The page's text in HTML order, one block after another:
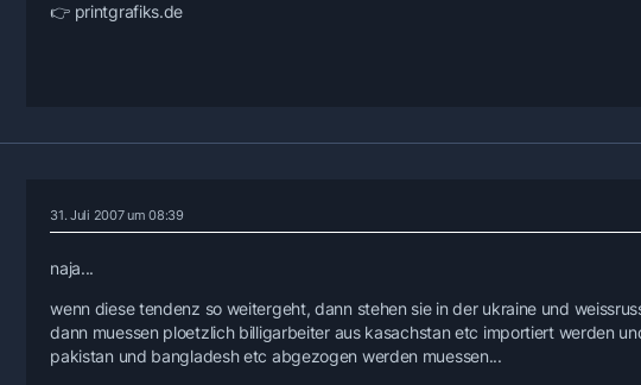
Hauptgrund für den Mangel ist neben dem hohen
Anästhesisten gibt an, dass 17 Prozent der insgesamt 3700 im
Um dem Problem zu begegnen, will Warschau nun die
erleichtern. Eine Expertenkommission arbeitet derzeit an einem
👉 printgrafiks.de
31. Juli 2007 um 08:39
naja...
wenn diese tendenz so weitergeht, dann stehen sie in der ukraine und
dann muessen ploetzlich billigarbeiter aus kasachstan etc importiert werden
pakistan und bangladesh etc abgezogen werden muessen...